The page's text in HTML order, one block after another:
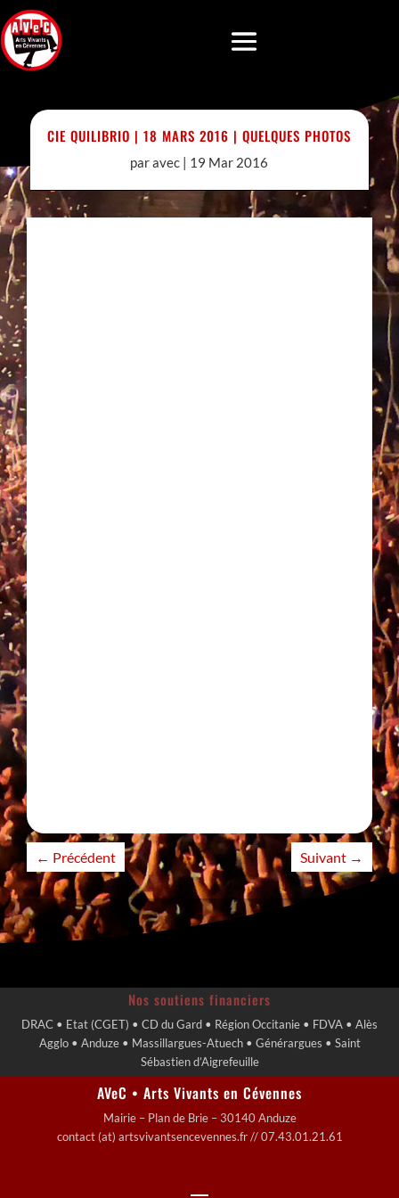
CIE QUILIBRIO | 18 MARS 2016 | QUELQUES PHOTOS
paravec | 19 Mar 2016
← Précédent Suivant →
Nos soutiens financiers
DRAC • Etat (CGET) • CD du Gard • Région Occitanie • FDVA • Alès
Agglo • Anduze • Massillargues-Atuech • Générargues • Saint
Sébastien d’Aigrefeuille
AVeC • Arts Vivants en Cévennes
Mairie – Plan de Brie – 30140 Anduze
contact (at) artsvivantsencevennes.fr // 07.43.01.21.61